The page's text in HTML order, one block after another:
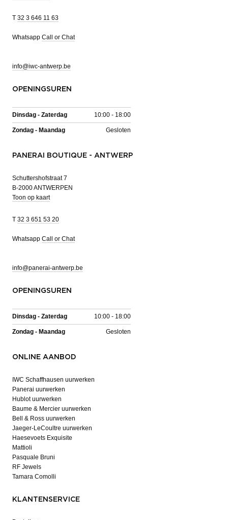
T 32 3 646 11 63
Whatsapp Call or Chat
info@iwc-antwerp.be
OPENINGSUREN
Dinsdag - Zaterdag 10:00 - 18:00
Zondag - Maandag Gesloten
PANERAI BOUTIQUE - ANTWERP
Schuttershofstraat 7
B-2000 ANTWERPEN
Toon op kaart
T 32 3 651 53 20
Whatsapp Call or Chat
info@panerai-antwerp.be
OPENINGSUREN
Dinsdag - Zaterdag 10:00 - 18:00
Zondag - Maandag Gesloten
ONLINE AANBOD
IWC Schaffhausen uurwerken
Panerai uurwerken
Hublot uurwerken
Baume & Mercier uurwerken
Bell & Ross uurwerken
Jaeger-LeCoultre uurwerken
Haesevoets Exquisite
Mattioli
Pasquale Bruni
RF Jewels
Tamara Comolli
KLANTENSERVICE